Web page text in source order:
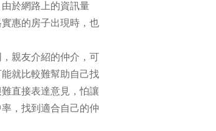
於網路上的資訊量
惠的房子出現時，也
親友介紹的仲介，可
就比較難幫助自己找
直接表達意見，怕讓
，找到適合自己的仲